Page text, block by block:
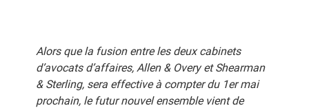
Alors que la fusion entre les deux cabinets
d’avocats d’affaires, Allen & Overy et Shearman
& Sterling, sera effective à compter du 1er mai
prochain, le futur nouvel ensemble vient de